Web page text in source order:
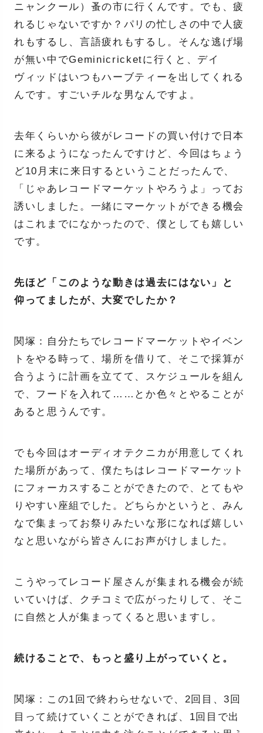
ニャンクール）蚤の市に行くんです。でも、疲
れるじゃないですか？パリの忙しさの中で人疲
れもするし、言語疲れもするし。そんな逃げ場
が無い中でGeminicricketに行くと、デイ
ヴィッドはいつもハーブティーを出してくれる
んです。すごいチルな男なんですよ。
去年くらいから彼がレコードの買い付けで日本
に来るようになったんですけど、今回はちょう
ど10月末に来日するということだったんで、
「じゃあレコードマーケットやろうよ」ってお
誘いしました。一緒にマーケットができる機会
はこれまでになかったので、僕としても嬉しい
です。
先ほど「このような動きは過去にはない」と
仰ってましたが、大変でしたか？
関塚：自分たちでレコードマーケットやイベン
トをやる時って、場所を借りて、そこで採算が
合うように計画を立てて、スケジュールを組ん
で、フードを入れて……とか色々とやることが
あると思うんです。
でも今回はオーディオテクニカが用意してくれ
た場所があって、僕たちはレコードマーケット
にフォーカスすることができたので、とてもや
りやすい座組でした。どちらかというと、みん
なで集まってお祭りみたいな形になれば嬉しい
なと思いながら皆さんにお声がけしました。
こうやってレコード屋さんが集まれる機会が続
いていけば、クチコミで広がったりして、そこ
に自然と人が集まってくると思いますし。
続けることで、もっと盛り上がっていくと。
関塚：この1回で終わらせないで、2回目、3回
目って続けていくことができれば、1回目で出